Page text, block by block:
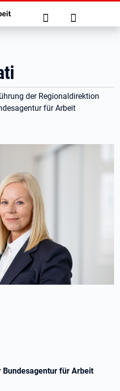
Suche Anmelden
der Regionaldirektion
für Arbeit
für Arbeit